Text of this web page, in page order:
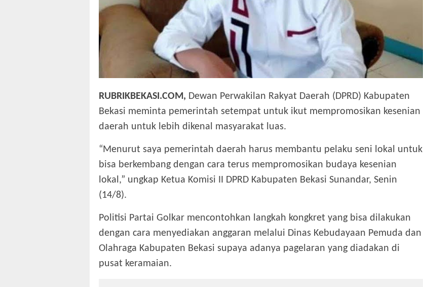
RUBRIKBEKASI.COM, Dewan Perwakilan Rakyat Daerah (DPRD) Kabupaten
Bekasi meminta pemerintah setempat untuk ikut mempromosikan kesenian
daerah untuk lebih dikenal masyarakat luas.
“Menurut saya pemerintah daerah harus membantu pelaku seni lokal untuk
bisa berkembang dengan cara terus mempromosikan budaya kesenian
lokal,” ungkap Ketua Komisi II DPRD Kabupaten Bekasi Sunandar, Senin
(14/8).
Politisi Partai Golkar mencontohkan langkah kongkret yang bisa dilakukan
dengan cara menyediakan anggaran melalui Dinas Kebudayaan Pemuda dan
Olahraga Kabupaten Bekasi supaya adanya pagelaran yang diadakan di
pusat keramaian.